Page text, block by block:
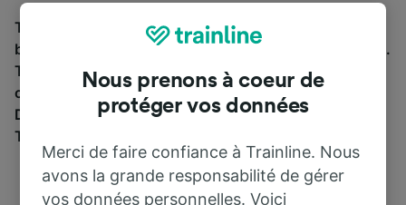
Trouvez les informations essentielles et réservez vos
billets de train à partir de et jusqu'à Babeau-Bouldoux.
Trainline vous emmène dans 45 pays avec 270
compagnies ferroviaires et de bus, dont
SNCF
Découvrez jusqu’où vous pouvez voyager avec
Trainline aujourd’hui.
Nous prenons à coeur de
protéger vos données
Merci de faire confiance à Trainline. Nous
avons la grande responsabilité de gérer
vos données personnelles. Voici